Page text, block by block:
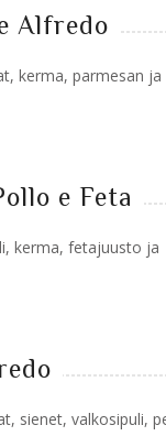
Alfredo
kerma, parmesan ja
e Feta
kerma, fetajuusto ja
sienet, valkosipuli,